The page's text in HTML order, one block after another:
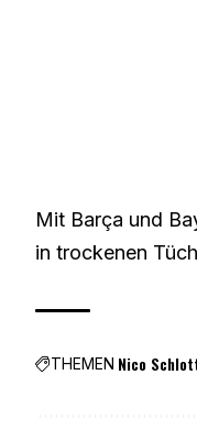
Mit Barça und
in trockenen
THEMEN Nico